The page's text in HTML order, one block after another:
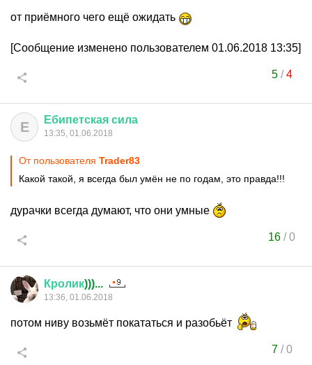
от приёмного чего ещё ожидать
[Сообщение изменено пользователем 01.06.2018 13:35]
5/4
Е Ебипетская сила
13:35, 01.06.2018
От пользователя Trader83
Какой такой, я всегда был умён не по годам, это правда!!!
дурачки всегда думают, что они умные
16 /0
Кролик)))...
13:36, 01.06.2018
потом ниву возьмёт покататься и разобьёт
7/0